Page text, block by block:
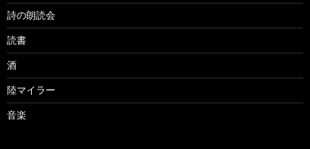
詩の朗読会
読書
酒
陸マイラー
音楽